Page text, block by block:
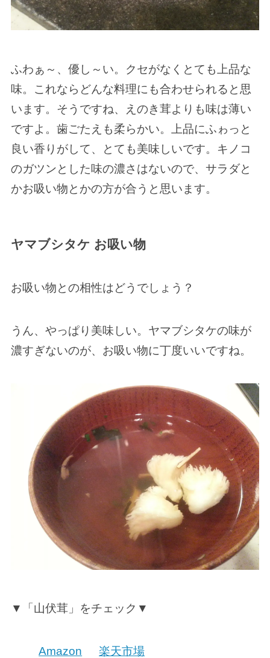
ふわぁ～、優し～い。クセがなくとても上品な
味。これならどんな料理にも合わせられると思
います。そうですね、えのき茸よりも味は薄い
ですよ。歯ごたえも柔らかい。上品にふゎっと
良い香りがして、とても美味しいです。キノコ
のガツンとした味の濃さはないので、サラダと
かお吸い物とかの方が合うと思います。
ヤマブシタケ お吸い物
お吸い物との相性はどうでしょう？
うん、やっぱり美味しい。ヤマブシタケの味が
濃すぎないのが、お吸い物に丁度いいですね。
▼「山伏茸」をチェック▼
Amazon
楽天市場